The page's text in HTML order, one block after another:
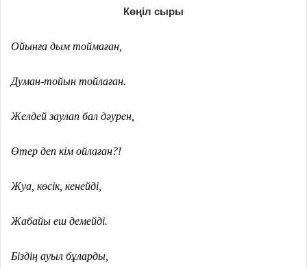
Көңіл сыры
Ойынға дым тоймаған,
Думан-тойын тойлаған.
Желдей заулап бал дәурен,
Өтер деп кім ойлаған?!
Жуа, көсік, кенейді,
Жабайы еш демейді.
Біздің ауыл бұларды,